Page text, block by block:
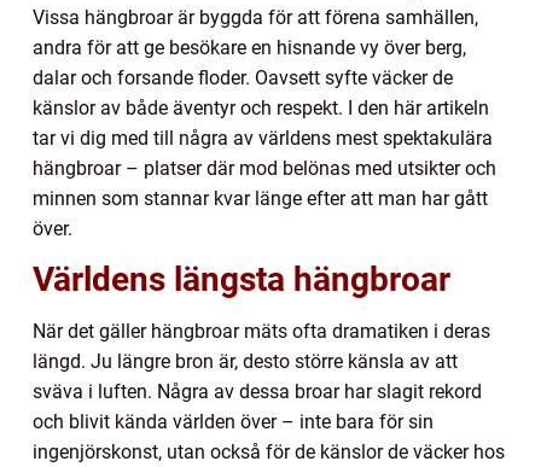
Vissa hängbroar är byggda för att förena samhällen,
andra för att ge besökare en hisnande vy över berg,
dalar och forsande floder. Oavsett syfte väcker de
känslor av både äventyr och respekt. I den här artikeln
tar vi dig med till några av världens mest spektakulära
hängbroar – platser där mod belönas med utsikter och
minnen som stannar kvar länge efter att man har gått
över.
Världens längsta hängbroar
När det gäller hängbroar mäts ofta dramatiken i deras
längd. Ju längre bron är, desto större känsla av att
sväva i luften. Några av dessa broar har slagit rekord
och blivit kända världen över – inte bara för sin
ingenjörskonst, utan också för de känslor de väcker hos